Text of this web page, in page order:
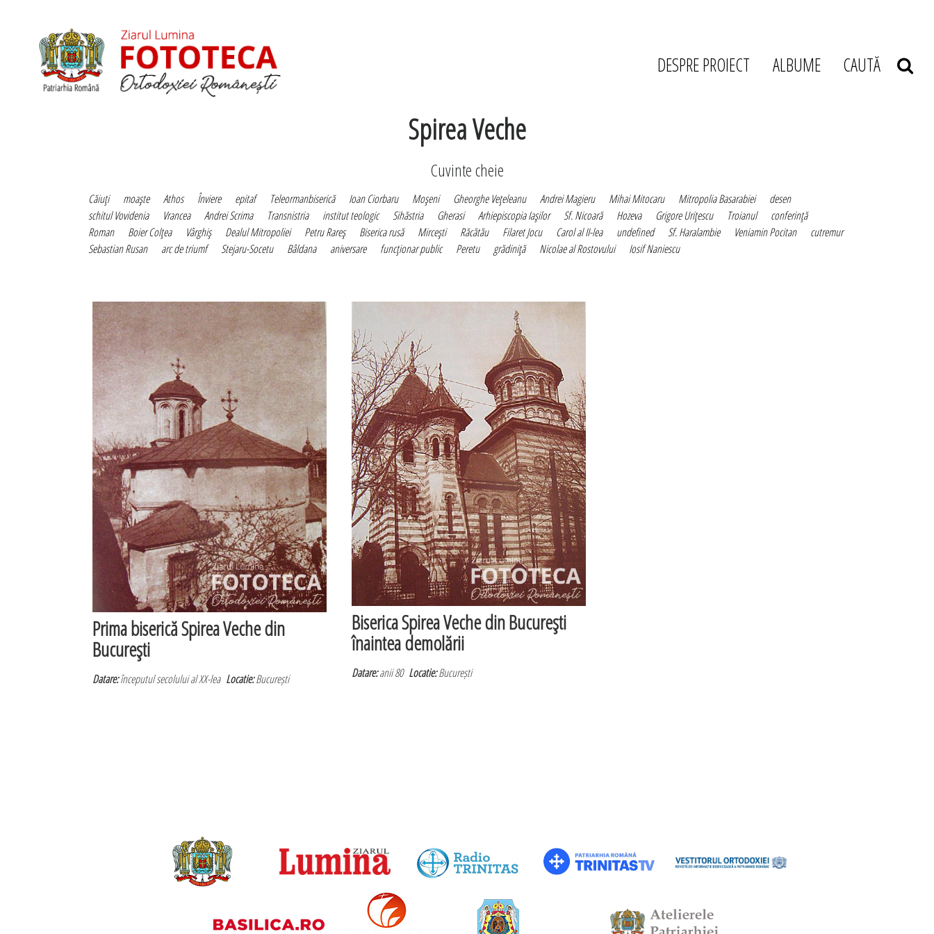
DESPRE PROIECT ALBUME CAUTĂ
Spirea Veche
Cuvinte cheie
Căiuţi moaşte Athos Înviere epitaf Teleormanbiserică Ioan Ciorbaru Moşeni Gheorghe Veţeleanu Andrei Magieru Mihai Mitocaru Mitropolia Basarabiei
desen
schitul Vovidenia
Vrancea Andrei Scrima Transnistria institut teologic Sihăstria Gherasi Arhiepiscopia Iaşilor Sf. Nicoară Hozeva Grigore Uriţescu Troianul
conferinţă
Roman
Boier Colţea Vârghiş Dealul Mitropoliei Petru Rareş Biserica rusă Mirceşti Răcătău Filaret Jocu Carol al II-lea undefined Sf. Haralambie Veniamin Pocitan
cutremur
Sebastian Rusan
arc de triumf Stejaru-Socetu Bâldana aniversare funcţionar public Peretu grădiniţă Nicolae al Rostovului Iosif Naniescu
Prima biserică Spirea Veche din
Bucureşti
Datare:începutul secolului al XX-leaLocatie:București
Biserica Spirea Veche din Bucureşti
înaintea demolării
Datare:anii 80Locatie:București